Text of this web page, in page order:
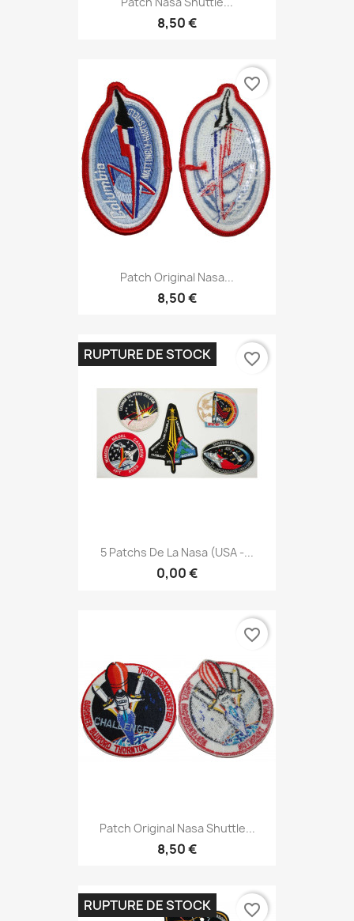
8,50 €
Patch Original Nasa...
8,50 €
favorite_border
5 Patchs De La Nasa (USA -...
0,00 €
RUPTURE DE STOCK favorite_border
Patch Original Nasa Shuttle...
8,50 €
favorite_border
RUPTURE DE STOCK favorite_border